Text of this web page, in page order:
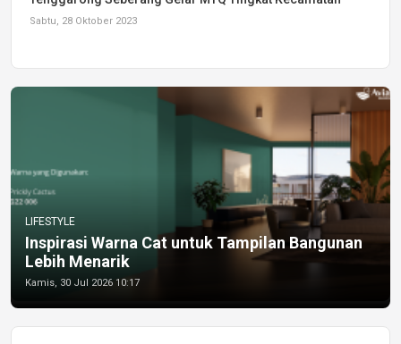
Sabtu, 28 Oktober 2023
LIFESTYLE
Inspirasi Warna Cat untuk Tampilan Bangunan
Lebih Menarik
Kamis, 30 Jul 2026 10:17